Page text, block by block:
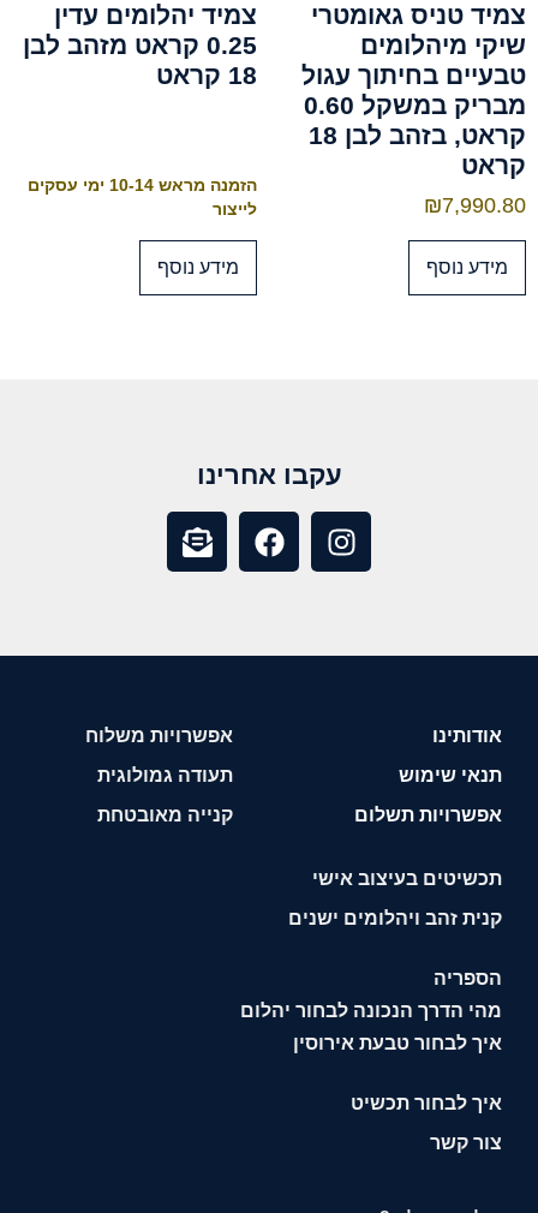
צמיד טניס גאומטרי
שיקי מיהלומים
טבעיים בחיתוך עגול
מבריק במשקל 0.60
קראט, בזהב לבן 18
קראט
₪7,990.80
מידע נוסף
צמיד יהלומים עדין
0.25 קראט מזהב לבן
18 קראט
הזמנה מראש 10-14 ימי עסקים
לייצור
מידע נוסף
עקבו אחרינו
אודותינו
תנאי שימוש
אפשרויות תשלום
אפשרויות משלוח
תעודה גמולוגית
קנייה מאובטחת
תכשיטים בעיצוב אישי
קנית זהב ויהלומים ישנים
הספריה
מהי הדרך הנכונה לבחור יהלום
איך לבחור טבעת אירוסין
איך לבחור תכשיט
צור קשר